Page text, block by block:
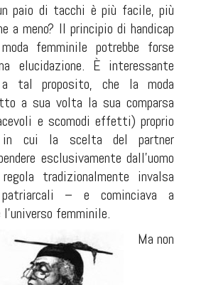
paio di tacchi è più facile, più
a meno? Il principio di handicap
femminile potrebbe forse
elucidazione. È interessante
a tal proposito, che la moda
a sua volta la sua comparsa
e scomodi effetti) proprio
in cui la scelta del partner
esclusivamente dall'uomo
tradizionalmente invalsa
– e cominciava a
l'universo femminile.
Ma non